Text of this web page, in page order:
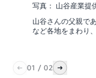
写真： 山谷産業提
山谷さんの父親で
など各地をまわり
01 / 02